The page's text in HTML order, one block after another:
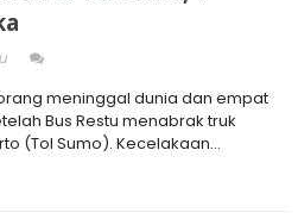
meninggal dunia dan empat
Bus Restu menabrak truk
(Tol Sumo). Kecelakaan...